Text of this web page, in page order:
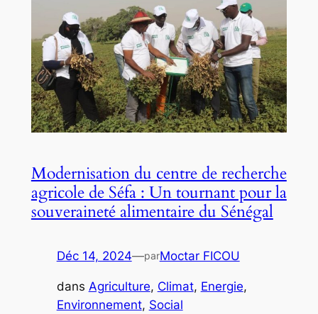
Modernisation du centre de recherche
agricole de Séfa : Un tournant pour la
souveraineté alimentaire du Sénégal
Déc 14, 2024—parMoctar FICOU
dans Agriculture, Climat, Energie
Environnement, Social